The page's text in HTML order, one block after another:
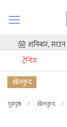
ट्रेन्डिङ
खेलकुद
गृहपृष्ठ खेलकुद